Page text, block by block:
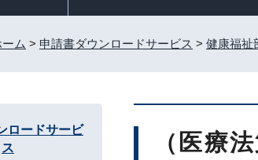
ーム > 申請書ダウンロードサービス > 健康福祉
（医療
ロードサービ
ス